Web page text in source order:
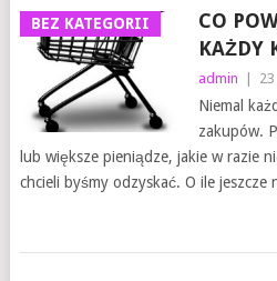
BEZ KATEGORII
CO
KAŻDY
admin
Niemal
zakupów.
lub większe pieniądze, jakie w razie
chcieli byśmy odzyskać. O ile jeszcze